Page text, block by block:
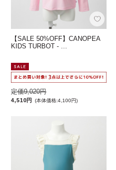
【SALE 50%OFF】CANOPEA
KIDS TURBOT - …
定価9,020円
4,510円 (本体価格:4,100円)